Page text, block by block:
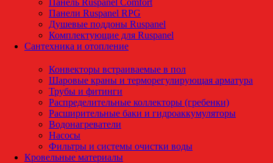
Панель Ruspanel Comfort
Панели Ruspanel RPG
Душевые поддоны Ruspanel
Комплектующие для Ruspanel
Сантехника и отопление
Конвекторы встраиваемые в пол
Шаровые краны и терморегулирующая арматура
Трубы и фитинги
Распределительные коллекторы (гребенки)
Расширительные баки и гидроаккумуляторы
Водонагреватели
Насосы
Фильтры и системы очистки воды
Кровельные материалы